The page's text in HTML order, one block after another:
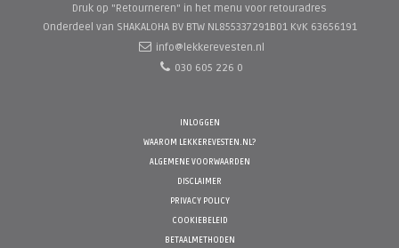
Druk op "Retourneren" in het menu voor retouradres
Onderdeel van SHAKALOHA BV BTW NL855337291B01 KvK 63656191
info@lekkerevesten.nl
030 605 226 0
INLOGGEN
WAAROM LEKKEREVESTEN.NL?
ALGEMENE VOORWAARDEN
DISCLAIMER
PRIVACY POLICY
COOKIEBELEID
BETAALMETHODEN